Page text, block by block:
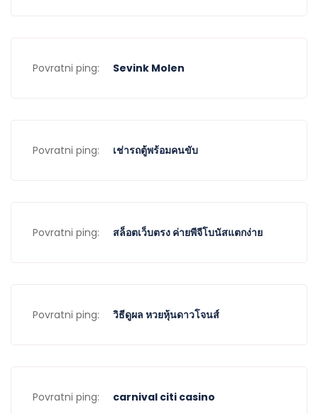
Povratni ping: Sevink Molen
Povratni ping: เช่ารถตู้พร้อมคนขับ
Povratni ping: สล็อตเว็บตรง ค่ายพีจีโบนัสแตกง่าย
Povratni ping: วิธีดูผล หวยหุ้นดาวโจนส์
Povratni ping: carnival citi casino